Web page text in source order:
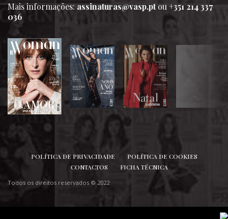
SIGA-NOS
Mais informações:assinaturas@vasp.ptou +351 214 337
036
POLÍTICA DE PRIVACIDADE
POLÍTICA DE COOKIES
CONTACTOS
FICHA TÉCNICA
Todos os direitos reservados © 2022